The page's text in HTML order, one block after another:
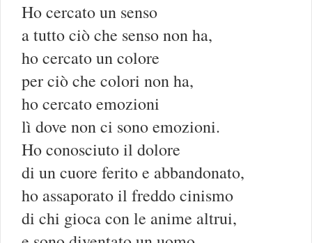
Ho cercato un senso
a tutto ciò che senso non ha,
ho cercato un colore
per ciò che colori non ha,
ho cercato emozioni
lì dove non ci sono emozioni.
Ho conosciuto il dolore
di un cuore ferito e abbandonato,
ho assaporato il freddo cinismo
di chi gioca con le anime altrui,